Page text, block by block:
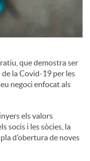
que demostra ser
la Covid-19 per les
negoci enfocat als
els valors
socis i les sòcies, la
d’obertura de noves